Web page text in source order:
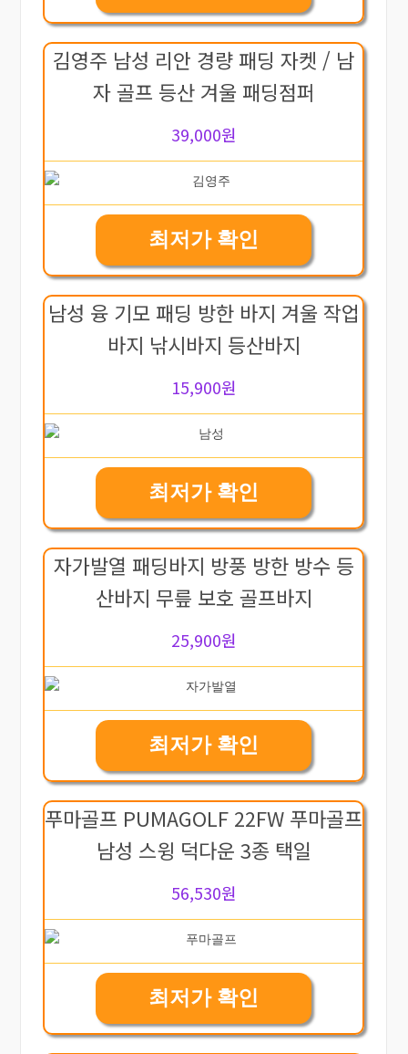
김영주 남성 리안 경량 패딩 자켓 / 남
자 골프 등산 겨울 패딩점퍼
39,000원
최저가 확인
남성 융 기모 패딩 방한 바지 겨울 작업
바지 낚시바지 등산바지
15,900원
최저가 확인
자가발열 패딩바지 방풍 방한 방수 등
산바지 무릎 보호 골프바지
25,900원
최저가 확인
푸마골프 PUMAGOLF 22FW 푸마골프
남성 스윙 덕다운 3종 택일
56,530원
최저가 확인